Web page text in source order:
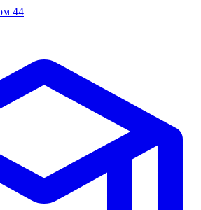
44